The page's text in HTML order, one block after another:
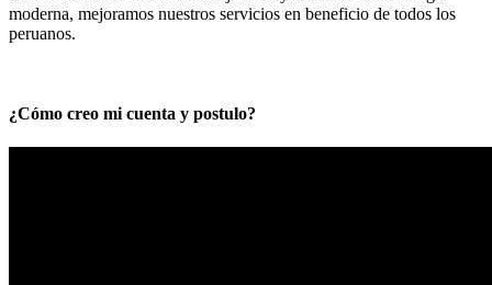
moderna, mejoramos nuestros servicios en beneficio de todos los
peruanos.
¿Cómo creo mi cuenta y postulo?